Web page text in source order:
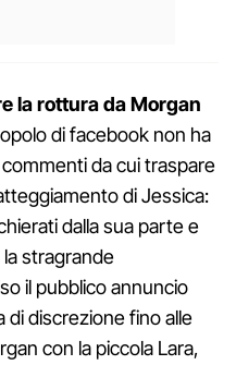
la rottura da Morgan
di facebook non ha
da cui traspare
di Jessica:
dalla sua parte e
stragrande
il pubblico annuncio
di discrezione fino alle
con la piccola Lara,